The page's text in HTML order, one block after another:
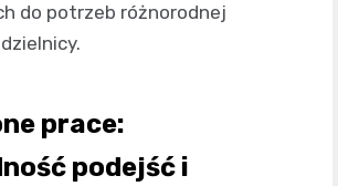
do potrzeb różnorodnej
prace:
podejść i